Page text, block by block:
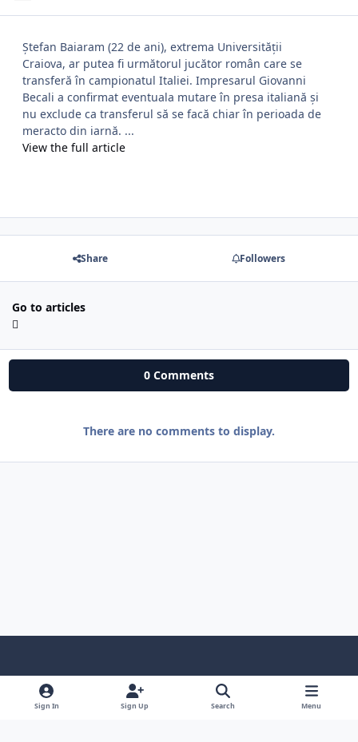
Ștefan Baiaram (22 de ani), extrema Universității
Craiova, ar putea fi următorul jucător român care se
transferă în campionatul Italiei. Impresarul Giovanni
Becali a confirmat eventuala mutare în presa italiană și
nu exclude ca transferul să se facă chiar în perioada de
meracto din iarnă. ...
View the full article
Share Followers
Go to articles
0 Comments
There are no comments to display.
Light ModeDark ModeSystem Preference
l
i
Sign In Sign Up Search Menu